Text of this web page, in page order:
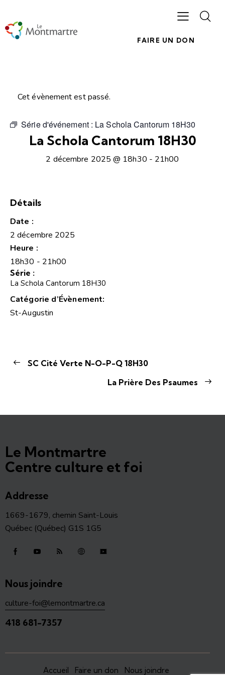
FAIRE UN DON
Cet évènement est passé.
Série d'événement : La Schola Cantorum 18H30
La Schola Cantorum 18H30
2 décembre 2025 @ 18h30 - 21h00
Détails
Date :
2 décembre 2025
Heure :
18h30 - 21h00
Série :
La Schola Cantorum 18H30
Catégorie d’Évènement:
St-Augustin
SC Cité Verte N-O-P-Q 18H30
La Prière Des Psaumes
Le Montmartre
Centre culture et foi
Addresse
1669-1679, chemin Saint-Louis
Québec (Québec) G1S 1G5
Nous joindre
culture-foi@lemontmartre.ca
418 681-7357
Accueil Faire un don Nous joindre